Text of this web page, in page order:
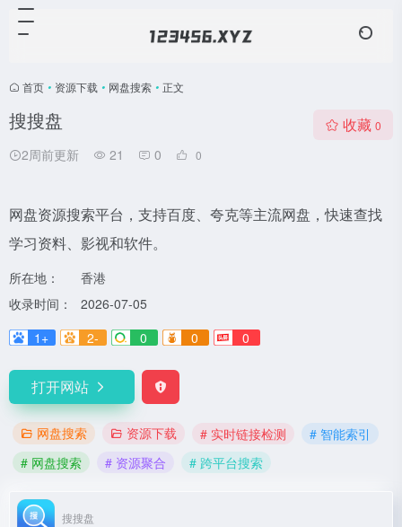
首页 • 资源下载 • 网盘搜索 • 正文
搜搜盘
2周前更新 21 0 0
收藏 0
网盘资源搜索平台，支持百度、夸克等主流网盘，快速查找
学习资料、影视和软件。
所在地：
香港
收录时间：
2026-07-05
1+
2- 0 0 0
打开网站
网盘搜索 资源下载 # 实时链接检测
# 智能索引
# 网盘搜索
# 资源聚合 # 跨平台搜索
搜搜盘